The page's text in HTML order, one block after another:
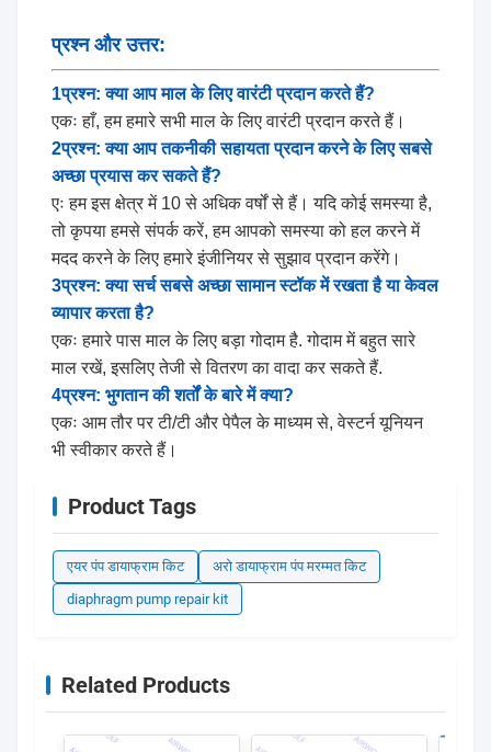
प्रश्न और उत्तर:
1प्रश्न: क्या आप माल के लिए वारंटी प्रदान करते हैं?
एकः हाँ, हम हमारे सभी माल के लिए वारंटी प्रदान करते हैं।
2प्रश्न: क्या आप तकनीकी सहायता प्रदान करने के लिए सबसे
अच्छा प्रयास कर सकते हैं?
एः हम इस क्षेत्र में 10 से अधिक वर्षों से हैं। यदि कोई समस्या है,
तो कृपया हमसे संपर्क करें, हम आपको समस्या को हल करने में
मदद करने के लिए हमारे इंजीनियर से सुझाव प्रदान करेंगे।
3प्रश्न: क्या सर्च सबसे अच्छा सामान स्टॉक में रखता है या केवल
व्यापार करता है?
एकः हमारे पास माल के लिए बड़ा गोदाम है. गोदाम में बहुत सारे
माल रखें, इसलिए तेजी से वितरण का वादा कर सकते हैं.
4प्रश्न: भुगतान की शर्तों के बारे में क्या?
एकः आम तौर पर टी/टी और पेपैल के माध्यम से, वेस्टर्न यूनियन
भी स्वीकार करते हैं।
Product Tags
एयर पंप डायाफ्राम किट
अरो डायाफ्राम पंप मरम्मत किट
diaphragm pump repair kit
Related Products